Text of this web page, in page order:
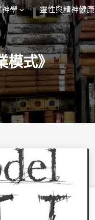
神學 靈性與精神健康
模式》